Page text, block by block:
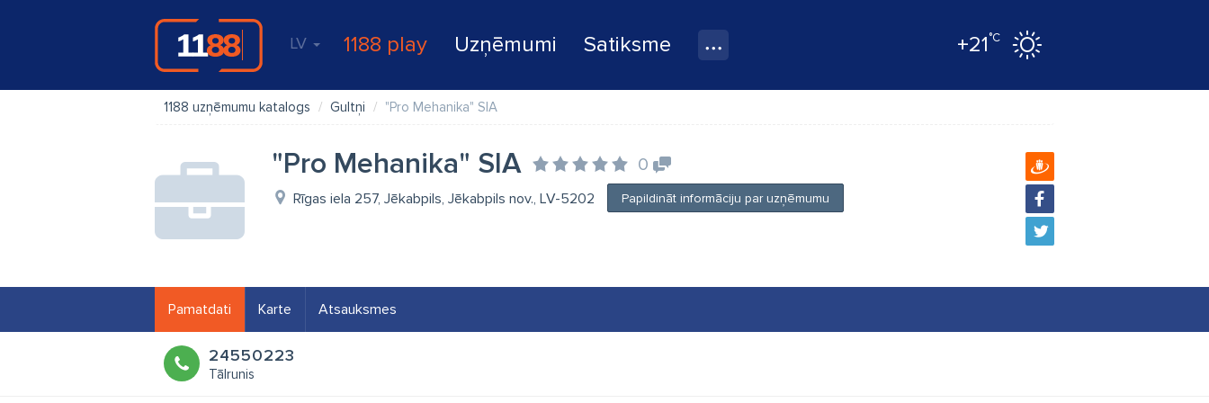
LV 1188 play Uzņēmumi Satiksme +21°C
1188 uzņēmumu katalogs Gultņi "Pro Mehanika" SIA
"Pro Mehanika" SIA 0
Rīgas iela 257, Jēkabpils, Jēkabpils nov., LV-5202 Papildināt informāciju par uzņēmumu
Pamatdati Karte Atsauksmes
24550223
Tālrunis